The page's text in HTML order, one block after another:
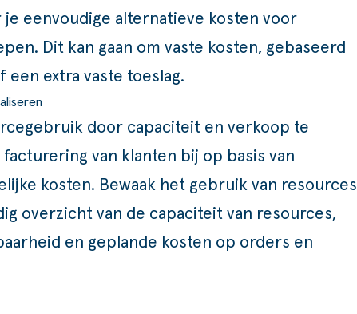
je eenvoudige alternatieve kosten voor
Dit kan gaan om vaste kosten, gebaseerd
een extra vaste toeslag.
door capaciteit en verkoop te
van klanten bij op basis van
kosten. Bewaak het gebruik van resources
overzicht van de capaciteit van resources,
en geplande kosten op orders en